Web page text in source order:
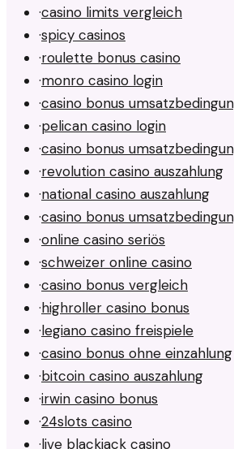
·casino limits vergleich
·spicy casinos
·roulette bonus casino
·monro casino login
·casino bonus
·pelican casino login
·casino bonus
·revolution casino auszahlung
·national casino auszahlung
·casino bonus
·online casino seriös
·schweizer online casino
·casino bonus vergleich
·highroller casino bonus
·legiano casino freispiele
·casino bonus ohne einzahlung
·bitcoin casino auszahlung
·irwin casino bonus
·24slots casino
·live blackjack casino